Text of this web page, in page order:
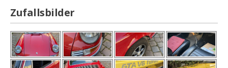
Zufallsbilder